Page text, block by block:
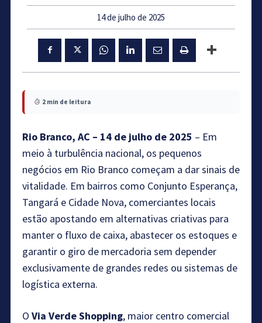
14 de julho de 2025
2 min de leitura
Rio Branco, AC – 14 de julho de 2025 – Em
meio à turbulência nacional, os pequenos
negócios em Rio Branco começam a dar sinais de
vitalidade. Em bairros como Conjunto Esperança,
Tangará e Cidade Nova, comerciantes locais
estão apostando em alternativas criativas para
manter o fluxo de caixa, abastecer os estoques e
garantir o giro de mercadoria sem depender
exclusivamente de grandes redes ou sistemas de
logística externa.
O Via Verde Shopping, maior centro comercial